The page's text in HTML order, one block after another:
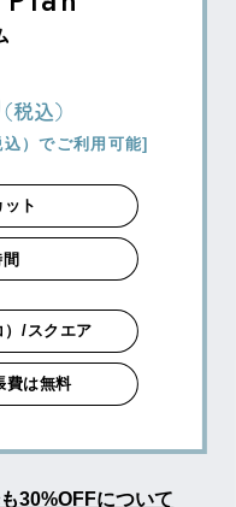
（税込）
）でご利用可能]
ト
間
/スクエア
費は無料
30%OFFについて